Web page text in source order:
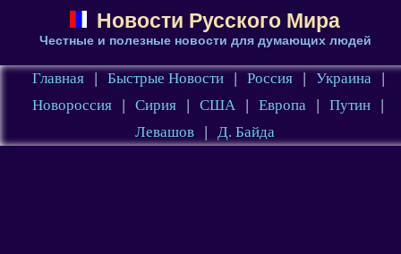
Новости Русского Мира
Честные и полезные новости для думающих людей
Главная | Быстрые Новости | Россия | Украина
|
Новороссия
| Сирия | США | Европа | Путин
|
Левашов
| Д. Байда